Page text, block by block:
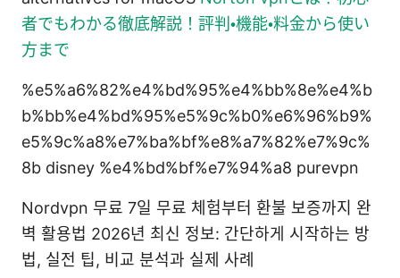
者でもわかる徹底解説！評判・機能・料金から使い
方まで
%e5%a6%82%e4%bd%95%e4%bb%8e%e4%b
b%bb%e4%bd%95%e5%9c%b0%e6%96%b9%
e5%9c%a8%e7%ba%bf%e8%a7%82%e7%9c%
8b disney %e4%bd%bf%e7%94%a8 purevpn
Nordvpn 무료 7일 무료 체험부터 환불 보증까지 완
벽 활용법 2026년 최신 정보: 간단하게 시작하는 방
법, 실전 팁, 비교 분석과 실제 사례